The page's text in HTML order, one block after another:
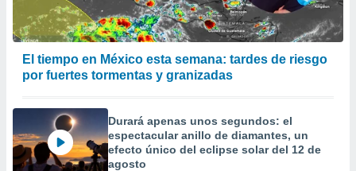
El tiempo en México esta semana: tardes de riesgo
por fuertes tormentas y granizadas
Durará apenas unos segundos: el
espectacular anillo de diamantes, un
efecto único del eclipse solar del 12 de
agosto